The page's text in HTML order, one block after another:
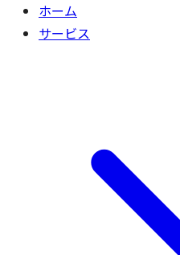
ホーム
サービス